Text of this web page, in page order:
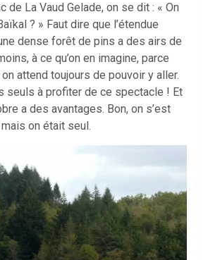
de La Vaud Gelade, on se dit : « On
? » Faut dire que l’étendue
dense forêt de pins a des airs de
à ce qu’on en imagine, parce
on attend toujours de pouvoir y aller.
seuls à profiter de ce spectacle ! Et
a des avantages. Bon, on s’est
on était seul.